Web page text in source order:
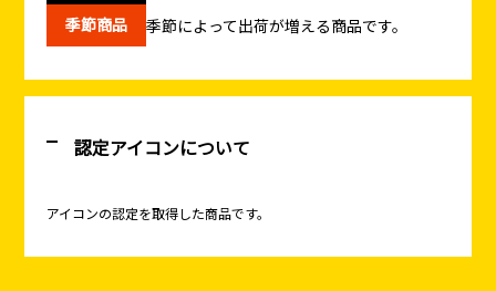
季節商品
季節によって出荷が増える商品です。
認定アイコンについて
アイコンの認定を取得した商品です。